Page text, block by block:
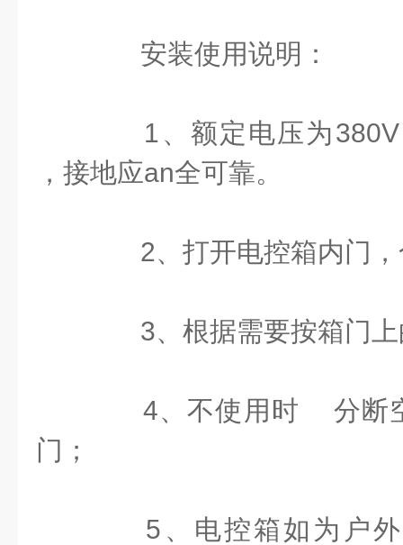
安装使用说明：
1、额定电压为380V
，接地应an全可靠。
2、打开电控箱内门，
3、根据需要按箱门上
4、不使用时 分断
门；
5、电控箱如为户外